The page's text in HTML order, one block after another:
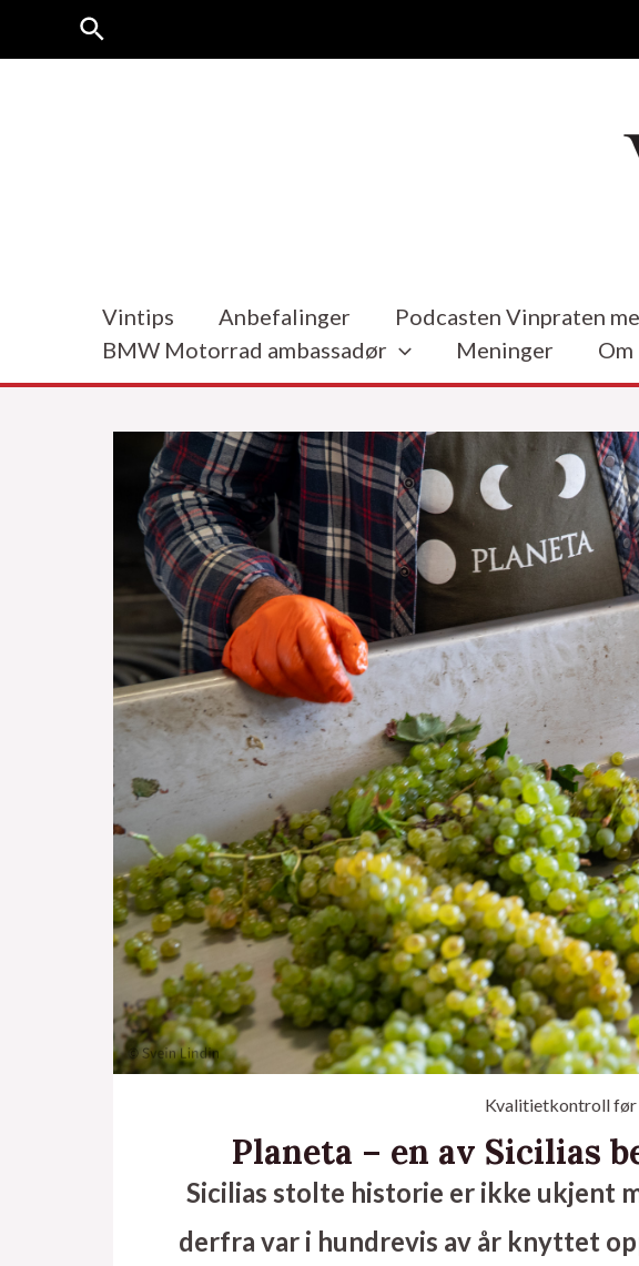
Søk
Vintips Anbefalinger Podcasten Vinpraten
BMW Motorrad ambassadør
Meninger Om
Kvalitietkontroll før
Planeta – en av Sicilias
Sicilias stolte historie er ikke ukjent
derfra var i hundrevis av år knyttet